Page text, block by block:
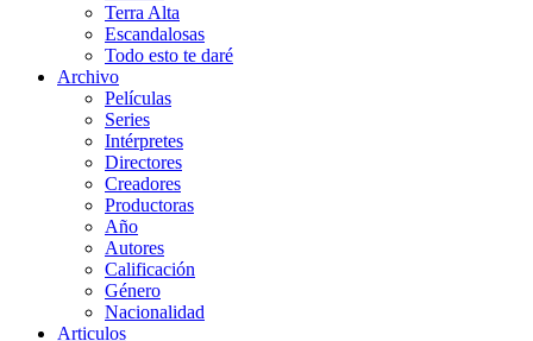
Terra Alta
Escandalosas
Todo esto te daré
Archivo
Películas
Series
Intérpretes
Directores
Creadores
Productoras
Año
Autores
Calificación
Género
Nacionalidad
Articulos